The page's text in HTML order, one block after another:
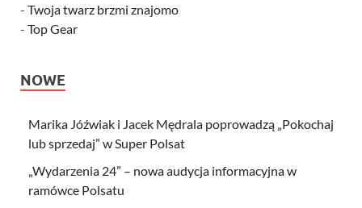
- Twoja twarz brzmi znajomo
- Top Gear
NOWE
Marika Jóźwiak i Jacek Mędrala poprowadzą „Pokochaj
lub sprzedaj” w Super Polsat
„Wydarzenia 24” – nowa audycja informacyjna w
ramówce Polsatu